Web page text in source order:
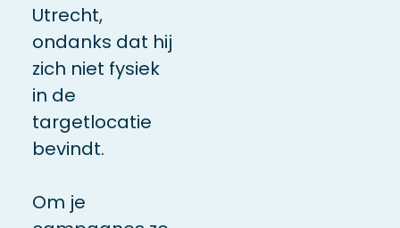
Utrecht,
ondanks dat hij
zich niet fysiek
in de
targetlocatie
bevindt.
Om je